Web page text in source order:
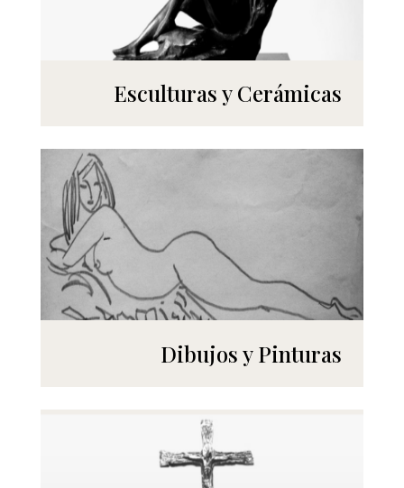
Esculturas y Cerámicas
Dibujos y Pinturas